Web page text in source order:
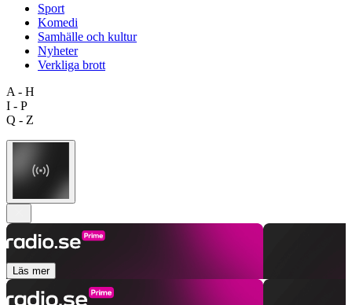
Sport
Komedi
Samhälle och kultur
Nyheter
Verkliga brott
A - H
I - P
Q - Z
Läs mer